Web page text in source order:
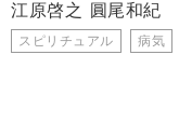
江原啓之
圓尾和紀
スピリチュアル 病気